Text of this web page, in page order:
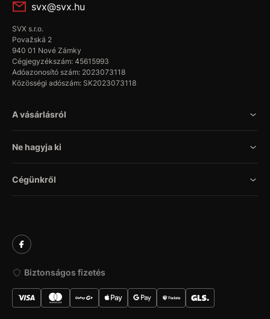
svx@svx.hu
SVX s.r.o.
Považská 2
940 01 Nové Zámky
Cégjegyzékszám: 45615993
Adóazonosító szám: 2023073118
Közösségi adószám: SK2023073118
A vásárlásról
Ne hagyja ki
Cégünkről
Biztonságos fizetés